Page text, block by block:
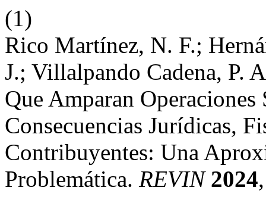
(1)
Rico Martínez, N. F.;
J.; Villalpando Cadena, P.
Que Amparan
Consecuencias Jurídicas,
Contribuyentes: Una
Problemática. REVIN 2024